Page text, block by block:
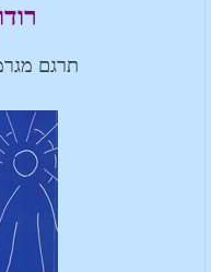
תרגם